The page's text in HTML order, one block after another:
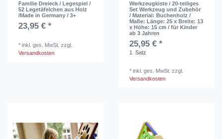
Familie Dreieck / Legespiel /
52 Legetäfelchen aus Holz
/Made in Germany / 3+
23,95 € *
*inkl. ges. MwSt. zzgl.
Versandkosten
Werkzeugkiste / 20-teiliges
Set Werkzeug und Zubehör
/ Material: Buchenholz /
Maße: Länge: 25 x Breite: 13
x Höhe: 15 cm / für Kinder
ab 3 Jahren
25,95 € *
1 Satz
*inkl. ges. MwSt. zzgl.
Versandkosten